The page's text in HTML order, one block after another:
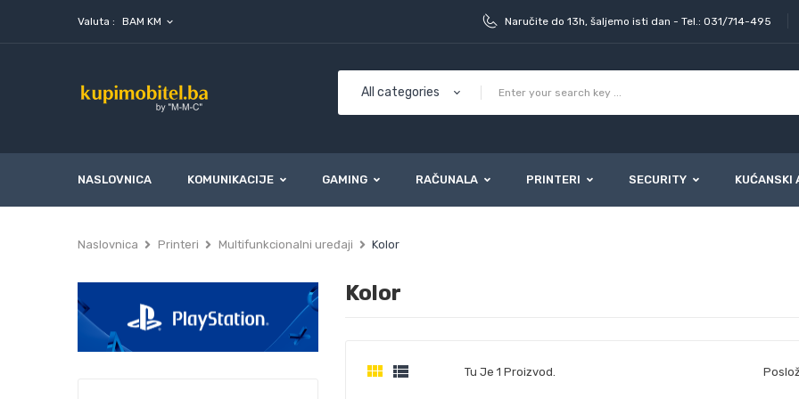
Valuta : BAM KM expand_more Naručite do 13h, šaljemo isti dan - Tel.: 031/714-495
NASLOVNICA KOMUNIKACIJE GAMING RAČUNALA PRINTERI SECURITY KUĆANSKI
Naslovnica Printeri Multifunkcionalni uređaji Kolor
Kolor
  Tu Je 1 Proizvod.